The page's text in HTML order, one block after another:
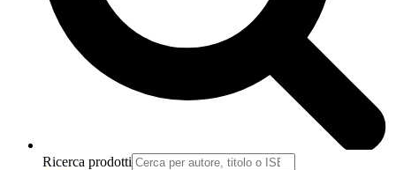
Ricerca prodotti